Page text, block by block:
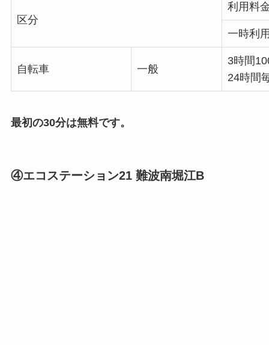
区分
利用料
一時利
自転車 一般
3時間
24時間
最初の30分は無料です。
④エコステーション21 難波南堀江B